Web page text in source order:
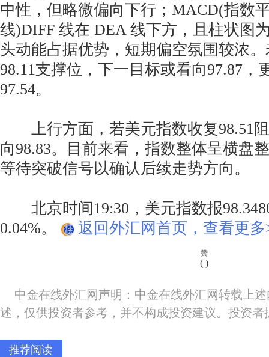
中性，但略微偏向下行；MACD(指数
线)DIFF 线在 DEA 线下方，且柱状图
头动能占据优势，短期偏空氛围较浓
98.11支撑位，下一目标或看向97.87，
97.54。
上行方面，若美元指数收复98.51
向98.83。目前来看，指数整体呈横盘
等待突破信号以确认后续走势方向。
北京时间19:30，美元指数报
0.04%。
返回外汇网首页，查看更多
赞
( )
中金在线外汇网声明：中金在线外汇网转载上
述，仅供投资者参考，并不构成投资建议。投资
推荐阅读